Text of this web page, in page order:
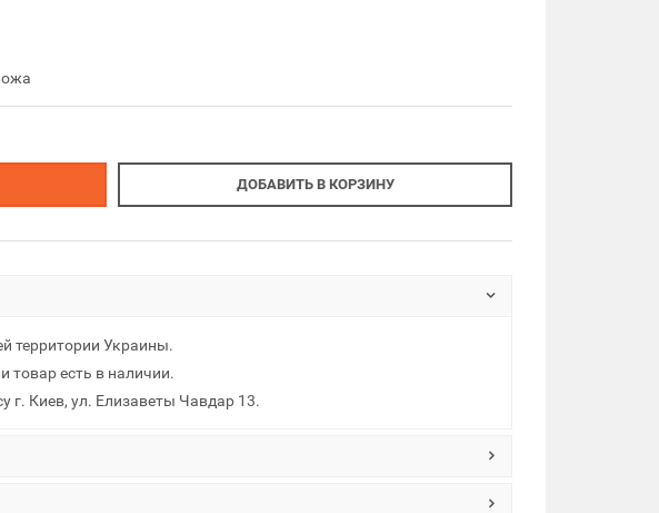
ДОБАВИТЬ В КОРЗИНУ
территории Украины.
товар есть в наличии.
г. Киев, ул. Елизаветы Чавдар 13.